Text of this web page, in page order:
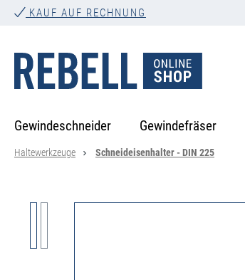
Zur Hauptnavigation springen
KAUF AUF RECHNUNG
Gewindeschneider Gewindefräser
Haltewerkzeuge Schneideisenhalter - DIN 225